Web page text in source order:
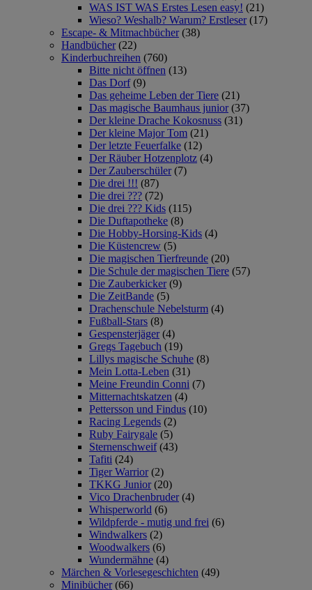
WAS IST WAS Erstes Lesen easy! (21)
Wieso? Weshalb? Warum? Erstleser (17)
Escape- & Mitmachbücher (38)
Handbücher (22)
Kinderbuchreihen (760)
Bitte nicht öffnen (13)
Das Dorf (9)
Das geheime Leben der Tiere (21)
Das magische Baumhaus junior (37)
Der kleine Drache Kokosnuss (31)
Der kleine Major Tom (21)
Der letzte Feuerfalke (12)
Der Räuber Hotzenplotz (4)
Der Zauberschüler (7)
Die drei !!! (87)
Die drei ??? (72)
Die drei ??? Kids (115)
Die Duftapotheke (8)
Die Hobby-Horsing-Kids (4)
Die Küstencrew (5)
Die magischen Tierfreunde (20)
Die Schule der magischen Tiere (57)
Die Zauberkicker (9)
Die ZeitBande (5)
Drachenschule Nebelsturm (4)
Fußball-Stars (8)
Gespensterjäger (4)
Gregs Tagebuch (19)
Lillys magische Schuhe (8)
Mein Lotta-Leben (31)
Meine Freundin Conni (7)
Mitternachtskatzen (4)
Pettersson und Findus (10)
Racing Legends (2)
Ruby Fairygale (5)
Sternenschweif (43)
Tafiti (24)
Tiger Warrior (2)
TKKG Junior (20)
Vico Drachenbruder (4)
Whisperworld (6)
Wildpferde - mutig und frei (6)
Windwalkers (2)
Woodwalkers (6)
Wundermähne (4)
Märchen & Vorlesegeschichten (49)
Minibücher (66)